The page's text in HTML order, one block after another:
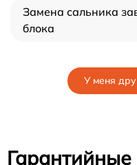
Замена сальника
блока
У меня
Гарантийные